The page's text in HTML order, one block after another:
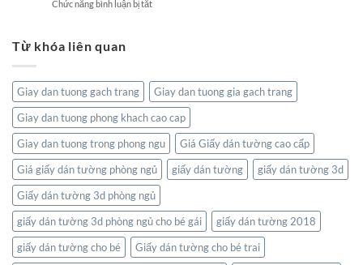
Hóa:
Thiên
Nhiên
Chức năng bình luận bị tắtở
Kết
nối
giới
ngay
trong
không
gian
sống
của
bạn
Từ khóa liên quan
Giay dan tuong gach trang
Giay dan tuong gia gach trang
Giay dan tuong phong khach cao cap
Giay dan tuong trong phong ngu
Giá Giấy dán tường cao cấp
Giá giấy dán tường phòng ngủ
giấy dán tường
giấy dán tường 3d
Giấy dán tường 3d phòng ngủ
giấy dán tường 3d phòng ngủ cho bé gái
giấy dán tường 2018
giấy dán tường cho bé
Giấy dán tường cho bé trai